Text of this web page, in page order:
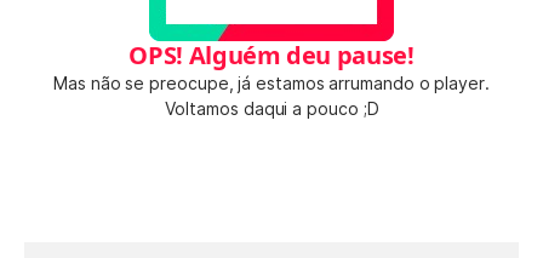
OPS! Alguém deu pause!
Mas não se preocupe, já estamos arrumando o player.
Voltamos daqui a pouco ;D